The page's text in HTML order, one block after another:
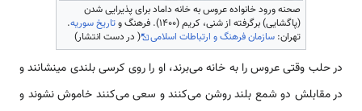
صحنه ورود خانواده عروس به خانه داماد برای پذیرایی شدن
(پاگشایی) برگرفته از شنی، کریم (۱۴۰۰). فرهنگ و
تاریخ سوریه.
تهران: سازمان فرهنگ و ارتباطات اسلامی ( در دست انتشار)
در حلب وقتی عروس را به خانه ‌‌‌‌‌‌می‌برند، او را روی کرسی بلندی می­نشانند و
در مقابلش دو شمع بلند روشن ‌‌‌‌‌‌می‌کنند و سعی ‌‌‌‌‌‌می‌کنند خاموش نشوند و